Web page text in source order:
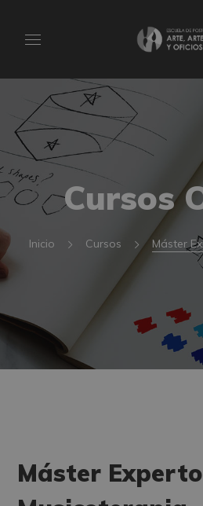
Cursos
Inicio Cursos Máster
Máster